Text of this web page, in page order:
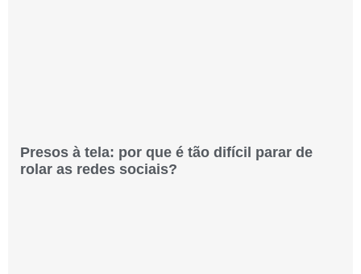
Presos à tela: por que é tão difícil parar de
rolar as redes sociais?